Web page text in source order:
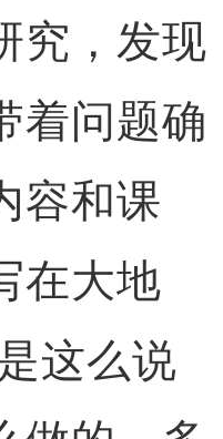
究，发现
着问题确
容和课
在大地
这么说